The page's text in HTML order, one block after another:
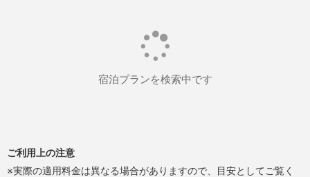
宿泊プランを検索中です
ご利用上の注意
※実際の適用料金は異なる場合がありますので、目安としてご覧く